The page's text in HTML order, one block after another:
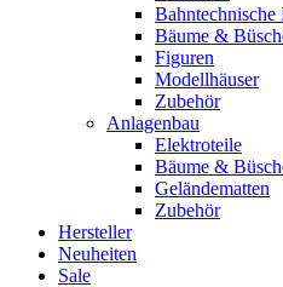
Bahntechnische
Bäume &
Figuren
Modellhäuser
Zubehör
Anlagenbau
Elektroteile
Bäume &
Geländematten
Zubehör
Hersteller
Neuheiten
Sale